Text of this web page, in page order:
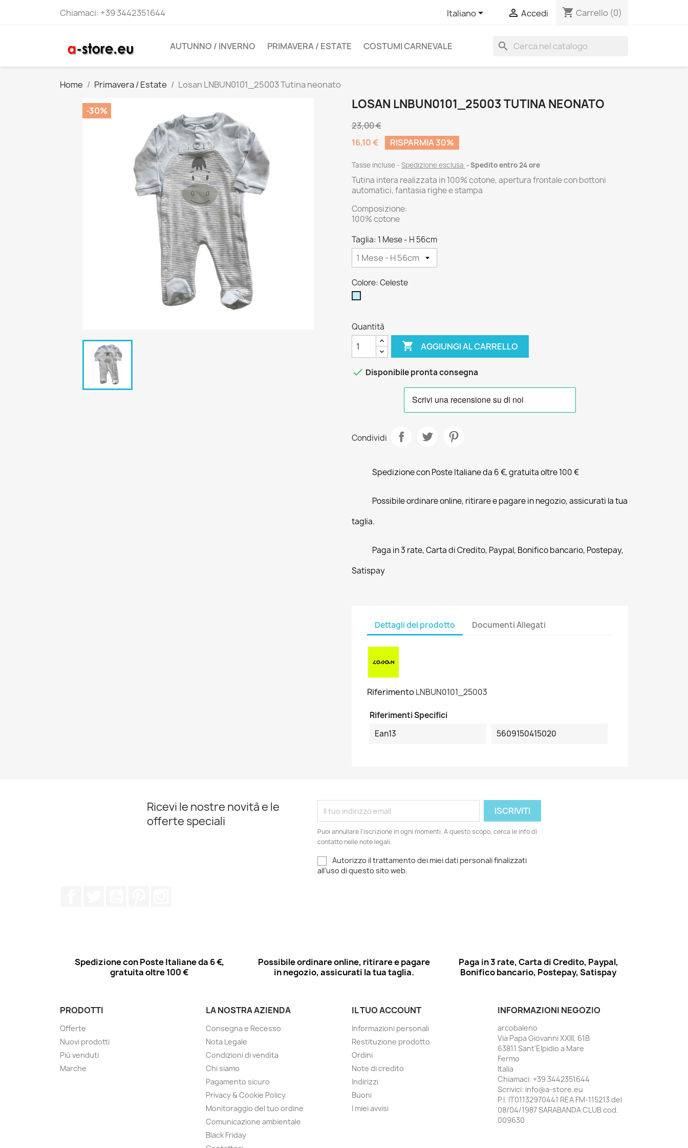
Chiamaci: +39 3442351644 Italiano  Accedi shopping_cart Carrello (0)
AUTUNNO / INVERNO PRIMAVERA / ESTATE COSTUMI CARNEVALE search
Home Primavera / Estate Losan LNBUN0101_25003 Tutina neonato
-30% LOSAN LNBUN0101_25003 TUTINA NEONATO
23,00 €
16,10 €
RISPARMIA 30%
Tasse incluse Spedizione esclusa Spedito entro 24 ore
Tutina intera realizzata in 100% cotone, apertura frontale con bottoni
automatici, fantasia righe e stampa
Composizione:
100% cotone
Taglia: 1 Mese - H 56cm
Colore: Celeste
Quantità
 AGGIUNGI AL CARRELLO
 Disponibile pronta consegna
Condividi
Spedizione con Poste Italiane da 6 €, gratuita oltre 100 €
Possibile ordinare online, ritirare e pagare in negozio, assicurati la tua
taglia.
Paga in 3 rate, Carta di Credito, Paypal, Bonifico bancario, Postepay,
Satispay
Dettagli del prodotto Documenti Allegati
RiferimentoLNBUN0101_25003
Riferimenti Specifici
Ean13
5609150415020
Ricevi le nostre novità e le
offerte speciali
Puoi annullare l'iscrizione in ogni momenti. A questo scopo, cerca le info di
contatto nelle note legali.
Autorizzo il trattamento dei miei dati personali finalizzati
all'uso di questo sito web.
Spedizione con Poste Italiane da 6 €,
gratuita oltre 100 €
Possibile ordinare online, ritirare e pagare
in negozio, assicurati la tua taglia.
Paga in 3 rate, Carta di Credito, Paypal,
Bonifico bancario, Postepay, Satispay
PRODOTTI
Offerte
Nuovi prodotti
Più venduti
Marche
LA NOSTRA AZIENDA
Consegna e Recesso
Nota Legale
Condizioni di vendita
Chi siamo
Pagamento sicuro
Privacy & Cookie Policy
Monitoraggio del tuo ordine
Comunicazione ambientale
Black Friday
IL TUO ACCOUNT
Informazioni personali
Restituzione prodotto
Ordini
Note di credito
Indirizzi
Buoni
I miei avvisi
INFORMAZIONI NEGOZIO
arcobaleno
Via Papa Giovanni XXIII, 61B
63811 Sant'Elpidio a Mare
Fermo
Italia
Chiamaci: +39 3442351644
Scrivici: info@a-store.eu
P.I. IT01132970441 REA FM-115213 del
08/04/1987 SARABANDA CLUB cod.
009630